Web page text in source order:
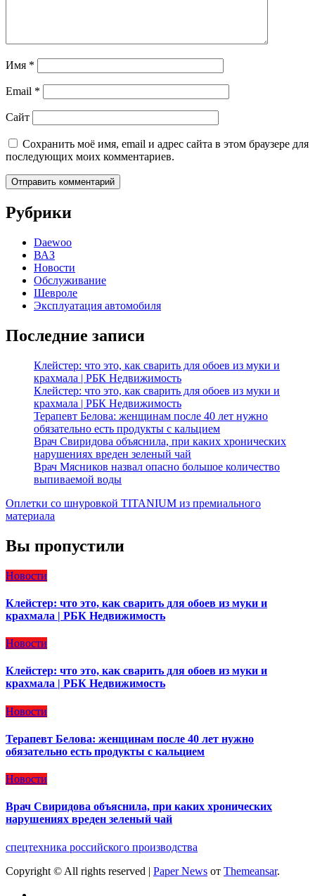
Имя *
Email *
Сайт
Сохранить моё имя, email и адрес сайта в этом браузере для
последующих моих комментариев.
Рубрики
Daewoo
ВАЗ
Новости
Обслуживание
Шевроле
Эксплуатация автомобиля
Последние записи
Клейстер: что это, как сварить для обоев из муки и
крахмала | РБК Недвижимость
Клейстер: что это, как сварить для обоев из муки и
крахмала | РБК Недвижимость
Терапевт Белова: женщинам после 40 лет нужно
обязательно есть продукты с кальцием
Врач Свиридова объяснила, при каких хронических
нарушениях вреден зеленый чай
Врач Мясников назвал опасно большое количество
выпиваемой воды
Оплетки со шнуровкой TITANIUM из премиального
материала
Вы пропустили
Новости
Клейстер: что это, как сварить для обоев из муки и
крахмала | РБК Недвижимость
Новости
Клейстер: что это, как сварить для обоев из муки и
крахмала | РБК Недвижимость
Новости
Терапевт Белова: женщинам после 40 лет нужно
обязательно есть продукты с кальцием
Новости
Врач Свиридова объяснила, при каких хронических
нарушениях вреден зеленый чай
спецтехника российского производства
Copyright © All rights reserved | Paper News от Themeansar.